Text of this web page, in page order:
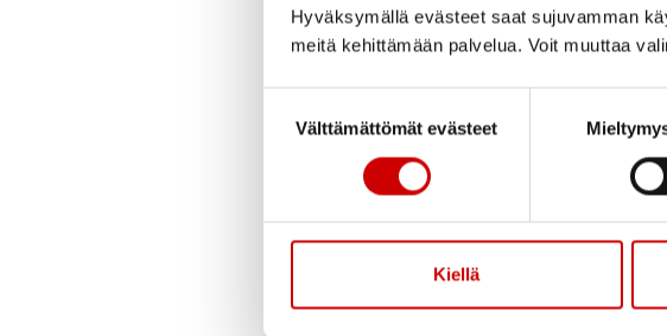
Hyväksymällä evästeet saat sujuvamman
meitä kehittämään palvelua. Voit muuttaa
Välttämättömät evästeet
Kiellä
Elämää sydän- tai
Lisätietoa kursseista sekä
Syke-päivät 17.-19.4.2026 /
Vertaisviikonloppu 4.-
Lisätietoja voi
jäseniltä;
Sydän- Ja